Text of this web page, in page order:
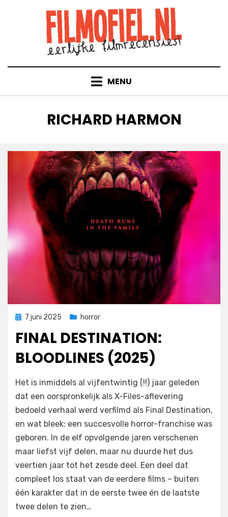
MENU
TAG
:
RICHARD HARMON
Geplaatst
7 juni 2025 horror
FINAL DESTINATION:
BLOODLINES (2025)
door Filmofiel.nl
Het is inmiddels al vijfentwintig (!!) jaar geleden
dat een oorspronkelijk als X-Files-aflevering
bedoeld verhaal werd verfilmd als Final Destination,
en wat bleek: een succesvolle horror-franchise was
geboren. In de elf opvolgende jaren verschenen
maar liefst vijf delen, maar nu duurde het dus
veertien jaar tot het zesde deel. Een deel dat
compleet los staat van de eerdere films – buiten
één karakter dat in de eerste twee én de laatste
twee delen te zien…